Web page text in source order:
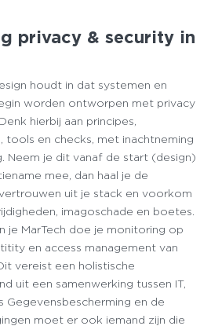
privacy & security in
houdt in dat systemen en
worden ontworpen met privacy
hierbij aan principes,
tools en checks, met inachtneming
Neem je dit vanaf de start (design)
mee, dan haal je de
uit je stack en voorkom
imagoschade en boetes.
je MarTech doe je monitoring op
en access management van
vereist een holistische
uit een samenwerking tussen IT,
Gegevensbescherming en de
moet er ook iemand zijn die